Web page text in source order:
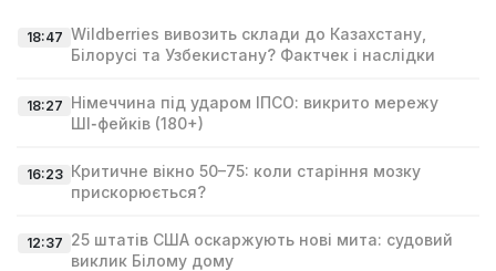
18:47 Wildberries вивозить склади до Казахстану,
Білорусі та Узбекистану? Фактчек і наслідки
18:27 Німеччина під ударом ІПСО: викрито мережу
ШІ‑фейків (180+)
16:23 Критичне вікно 50–75: коли старіння мозку
прискорюється?
12:37 25 штатів США оскаржують нові мита: судовий
виклик Білому дому